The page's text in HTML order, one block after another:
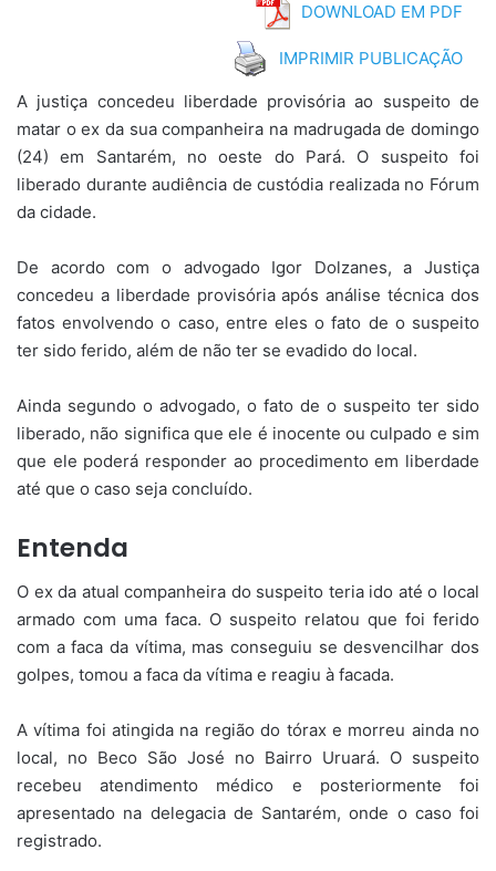
DOWNLOAD EM PDF
IMPRIMIR PUBLICAÇÃO
A justiça concedeu liberdade provisória ao suspeito de
matar o ex da sua companheira na madrugada de domingo
(24) em Santarém, no oeste do Pará. O suspeito foi
liberado durante audiência de custódia realizada no Fórum
da cidade.
De acordo com o advogado Igor Dolzanes, a Justiça
concedeu a liberdade provisória após análise técnica dos
fatos envolvendo o caso, entre eles o fato de o suspeito
ter sido ferido, além de não ter se evadido do local.
Ainda segundo o advogado, o fato de o suspeito ter sido
liberado, não significa que ele é inocente ou culpado e sim
que ele poderá responder ao procedimento em liberdade
até que o caso seja concluído.
Entenda
O ex da atual companheira do suspeito teria ido até o local
armado com uma faca. O suspeito relatou que foi ferido
com a faca da vítima, mas conseguiu se desvencilhar dos
golpes, tomou a faca da vítima e reagiu à facada.
A vítima foi atingida na região do tórax e morreu ainda no
local, no Beco São José no Bairro Uruará. O suspeito
recebeu atendimento médico e posteriormente foi
apresentado na delegacia de Santarém, onde o caso foi
registrado.